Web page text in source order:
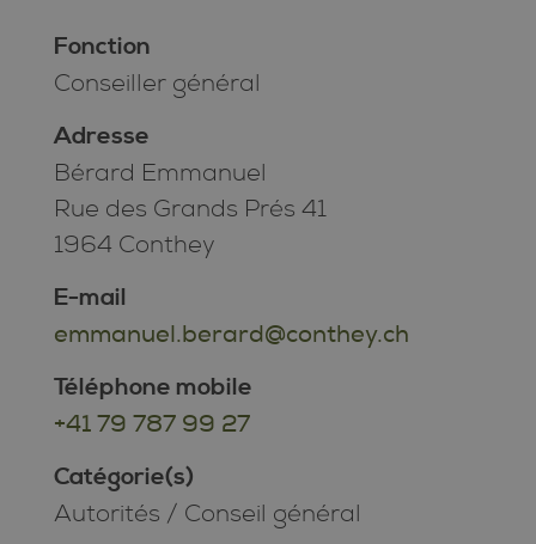
Fonction
Conseiller général
Adresse
Bérard Emmanuel
Rue des Grands Prés 41
1964 Conthey
E-mail
emmanuel.berard@conthey.ch
Téléphone mobile
+41 79 787 99 27
Catégorie(s)
Autorités / Conseil général